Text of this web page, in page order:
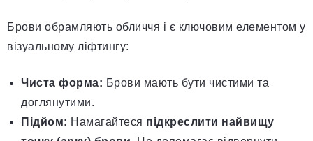
Брови обрамляють обличчя і є ключовим елементом у
візуальному ліфтингу:
Чиста форма: Брови мають бути чистими та
доглянутими.
Підйом: Намагайтеся підкреслити найвищу